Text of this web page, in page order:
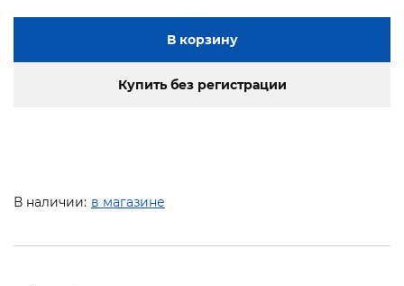
В корзину
Купить без регистрации
В наличии: в магазине